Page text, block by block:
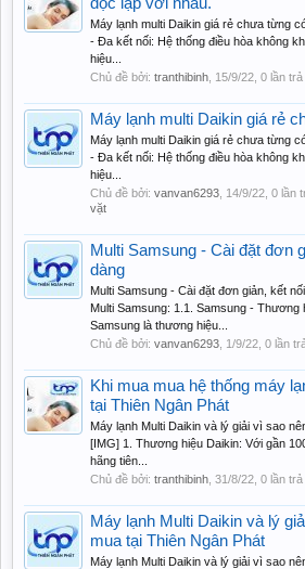
Máy lạnh multi Daikin giá rẻ chưa từng
- Đa kết nối: Hệ thống điều hòa không
hiệu...
Chủ đề bởi: tranthibinh 15/9/22 , 0 lần
Máy lạnh multi Daikin giá rẻ
Máy lạnh multi Daikin giá rẻ chưa từng
- Đa kết nối: Hệ thống điều hòa không
hiệu...
Chủ đề bởi: vanvan6293 14/9/22 , 0 lần
vặt
Multi Samsung - Cài đặt đơn
dàng
Multi Samsung - Cài đặt đơn giản, kết
Multi Samsung: 1.1. Samsung - Thương
Samsung là thương hiệu...
Chủ đề bởi: vanvan6293 1/9/22 , 0 lần
Khi mua mua hệ thống máy
tại Thiên Ngân Phát
Máy lạnh Multi Daikin và lý giải vì sao
[IMG] 1. Thương hiệu Daikin: Với gần
hãng tiên...
Chủ đề bởi: tranthibinh 31/8/22 , 0 lần
Máy lạnh Multi Daikin và lý
mua tại Thiên Ngân Phát
Máy lạnh Multi Daikin và lý giải vì sao